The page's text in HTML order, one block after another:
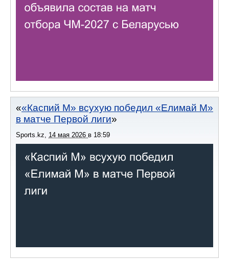
«Каспий М» всухую победил «Елимай М»
в матче Первой лиги
Sports.kz 14 мая 2026 в 18:59